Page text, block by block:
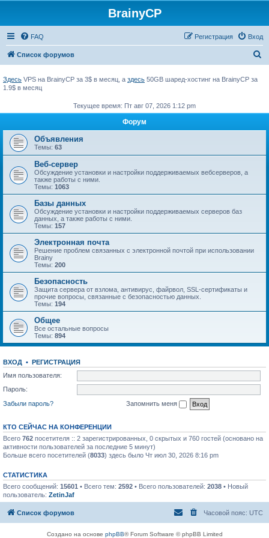
BrainyCP
FAQ Вход
Регистрация
Список форумов
к
Здесь VPS на BrainyCP за 3$ в месяц, а здесь 50GB шаред-хостинг на BrainyCP за
1.9$ в месяц
Текущее время: Пт авг 07, 2026 1:12 pm
Форум
Объявления
Темы: 63
Веб-сервер
Обсуждение установки и настройки поддерживаемых вебсерверов, а
также работы с ними.
Темы: 1063
Базы данных
Обсуждение установки и настройки поддерживаемых серверов баз
данных, а также работы с ними.
Темы: 157
Электронная почта
Решение проблем связанных с электронной почтой при использовании
Brainy
Темы: 200
Безопасность
Защита сервера от взлома, антивирус, файрвол, SSL-сертификаты и
прочие вопросы, связанные с безопасностью данных.
Темы: 194
Общее
Все остальные вопросы
Темы: 894
ВХОД • РЕГИСТРАЦИЯ
Имя пользователя:
Пароль:
Забыли пароль?
Запомнить меня
КТО СЕЙЧАС НА КОНФЕРЕНЦИИ
Всего 762 посетителя :: 2 зарегистрированных, 0 скрытых и 760 гостей (основано на
активности пользователей за последние 5 минут)
Больше всего посетителей (8033) здесь было Чт июл 30, 2026 8:16 pm
СТАТИСТИКА
Всего сообщений: 15601 • Всего тем: 2592 • Всего пользователей: 2038 • Новый
пользователь: ZetinJaf
Список форумов Часовой пояс: UTC
Создано на основе phpBB® Forum Software © phpBB Limited